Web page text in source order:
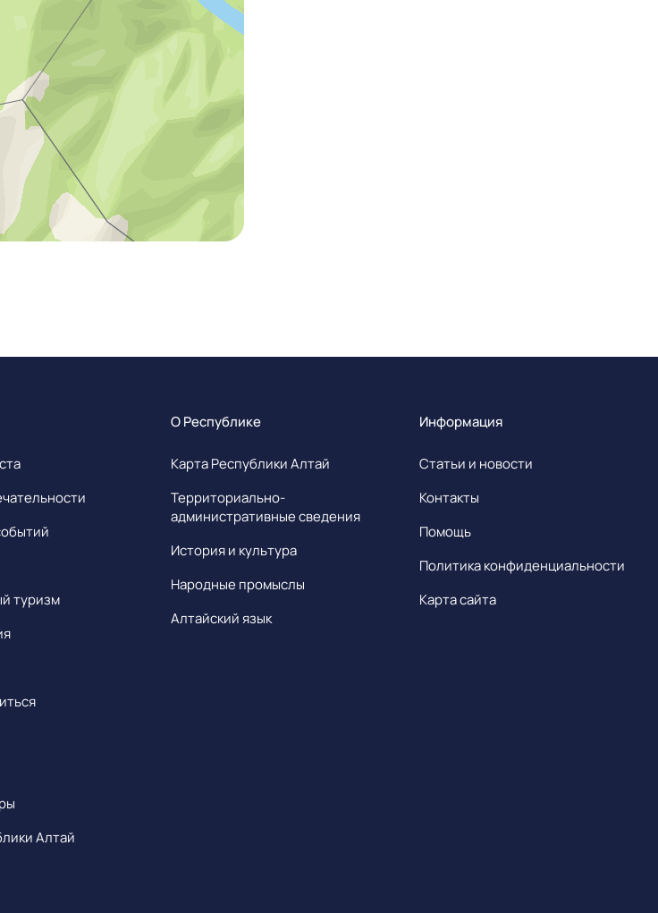
туризм
Алтай
О Республике
Карта Республики Алтай
Территориально-
административные сведения
История и культура
Народные промыслы
Алтайский язык
Информация
Статьи и новости
Контакты
Помощь
Политика конфиденциальности
Карта сайта